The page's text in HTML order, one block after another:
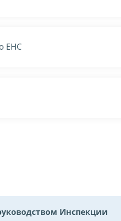
ЕНС
Инспекции